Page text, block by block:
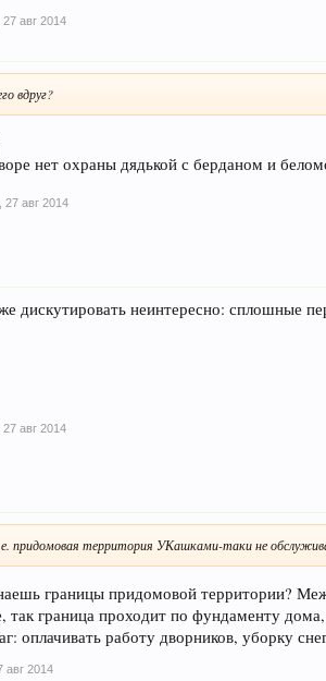
27 авг 2014
вдруг?
нет охраны дядькой с берданом и
27 авг 2014
дискутировать неинтересно: сплошные
27 авг 2014
придомовая территория УКашками-таки не
границы придомовой территории?
так граница проходит по фундаменту
оплачивать работу дворников, уборку
авг 2014